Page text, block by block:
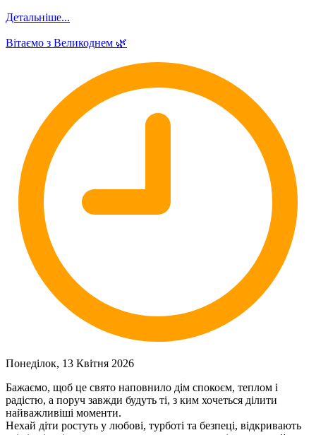
Детальніше...
Вітаємо з Великоднем 🌿
Понеділок, 13 Квітня 2026
Бажаємо, щоб це свято наповнило дім спокоєм, теплом і
радістю, а поруч завжди будуть ті, з ким хочеться ділити
найважливіші моменти.
Нехай діти ростуть у любові, турботі та безпеці, відкривають